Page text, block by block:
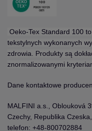
Oeko-Tex Standard 100
tekstylnych wykonanych
zdrowia. Produkty są
znormalizowanymi
Dane kontaktowe
MALFINI a.s., Oblouková
Czechy, Republika
telefon: +48-800702884